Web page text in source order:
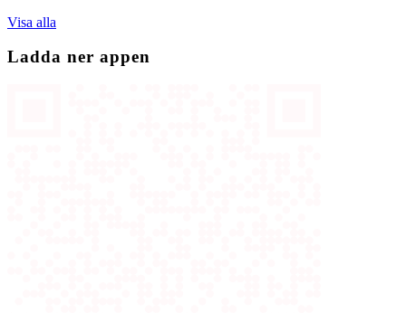
Visa alla
Ladda ner appen